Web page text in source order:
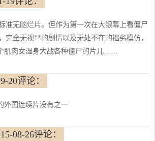
准无脑烂片。但作为第一次在大银幕上看僵尸
完全无视**的剧情以及无处不在的拙劣模仿，
肌肉女湿身大战各种僵尸的片儿……
20评论：
外国连续片没有之一
08-26评论：